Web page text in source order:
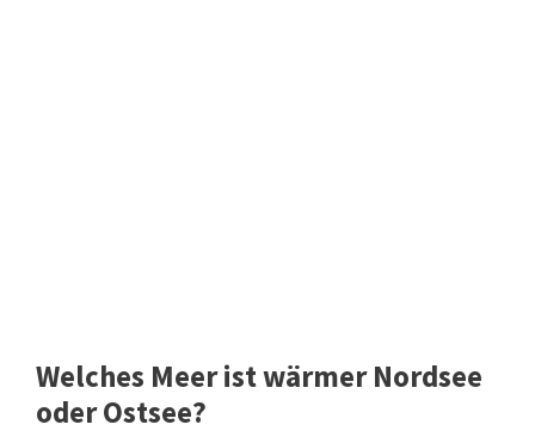
Welches Meer ist wärmer Nordsee
oder Ostsee?